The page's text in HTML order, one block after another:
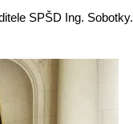
SPŠD Ing. Sobotky.